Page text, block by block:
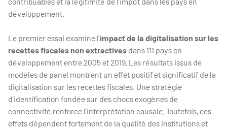
développement.
Le premier essai examine l’impact de la digitalisation sur les
recettes fiscales non extractives dans 111 pays en
développement entre 2005 et 2019. Les résultats issus de
modèles de panel montrent un effet positif et significatif de la
digitalisation sur les recettes fiscales. Une stratégie
d’identification fondée sur des chocs exogènes de
connectivité renforce l’interprétation causale. Toutefois, ces
effets dépendent fortement de la qualité des institutions et